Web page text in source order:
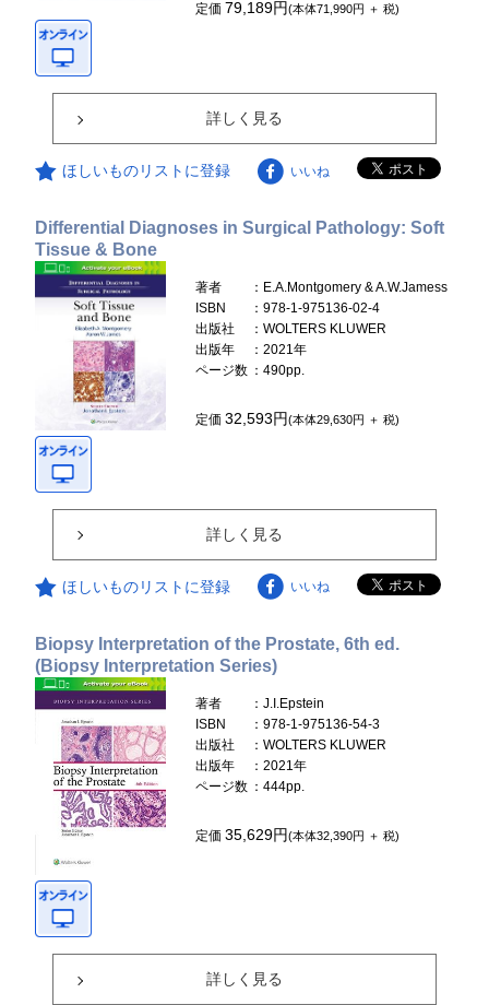
定価 79,189円(本体71,990円 ＋ 税)
詳しく見る
ほしいものリストに登録 いいね
Differential Diagnoses in Surgical Pathology: Soft
Tissue & Bone
著者
：E.A.Montgomery & A.W.Jamess
ISBN
：978-1-975136-02-4
出版社
：WOLTERS KLUWER
出版年
：2021年
ページ数 ：490pp.
定価32,593円(本体29,630円 ＋ 税)
詳しく見る
ほしいものリストに登録 いいね
Biopsy Interpretation of the Prostate, 6th ed.
(Biopsy Interpretation Series)
著者
：J.I.Epstein
ISBN
：978-1-975136-54-3
出版社
：WOLTERS KLUWER
出版年
：2021年
ページ数 ：444pp.
定価35,629円(本体32,390円 ＋ 税)
詳しく見る